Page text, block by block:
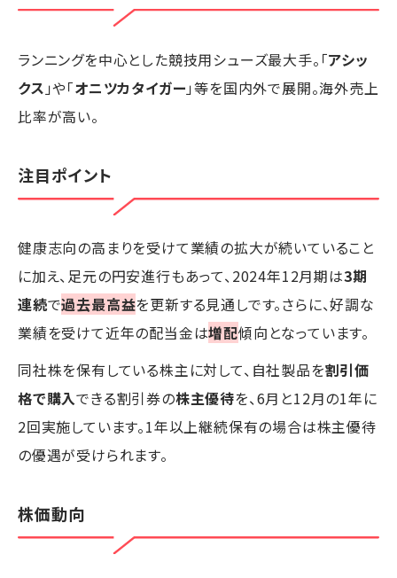
ランニングを中心とした競技用シューズ最大手。「アシッ
クス 」や「オニツカタイガー 」等を国内外で展開。海外売上
比率が高い。
注目ポイント
健康志向の高まりを受けて業績の拡大が続いていること
に加え、足元の円安進行もあって、2024年12月期は3期
連続で過去最高益を更新する見通しです。さらに、好調な
業績を受けて近年の配当金は増配傾向となっています。
同社株を保有している株主に対して、自社製品を割引価
格で購入できる割引券の株主優待を、6月と12月の1年に
2回実施しています。1年以上継続保有の場合は株主優待
の優遇が受けられます。
株価動向